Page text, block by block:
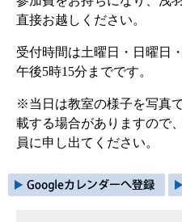
直接お越しください。
受付時間は土曜日・日曜日
午後5時15分までです。
※当日は教室の様子を写真
載する場合がありますので
員に申し出てください。